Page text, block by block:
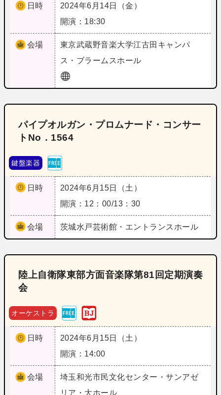
日時
2024年6月14日（金）
開演：18:30
会場 東京武蔵野音楽大学江古田キャンパ
ス・ブラームスホール
パイプオルガン・プロムナード・コンサー
トNo．1564
鍵盤楽器
日時
2024年6月15日（土）
開演：12：00/13：30
会場 茨城水戸芸術館・エントランスホール
陸上自衛隊東部方面音楽隊第81回定期演奏
会
オーケストラ
日時
2024年6月15日（土）
開演：14:00
会場 埼玉和光市民文化センター・サンアゼ
リア・大ホール